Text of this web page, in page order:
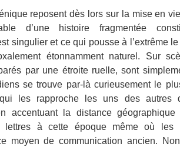
reposent dès lors sur la mise en
d’une histoire fragmentée
singulier et ce qui pousse à l’extrême
étonnamment naturel. Sur
par une étroite ruelle, sont
se trouve par-là curieusement le
les rapproche les uns des autres
accentuant la distance
lettres à cette époque même où les
moyen de communication ancien.